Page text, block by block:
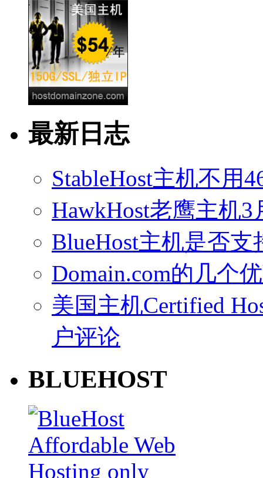
最新日志
StableHost主机不用
HawkHost老鹰主机
BlueHost主机是否
Domain.com的几个
美国主机Certified
户评论
BLUEHOST